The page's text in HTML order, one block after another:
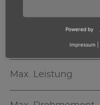
Max. Leistung
Powered by
Impressum